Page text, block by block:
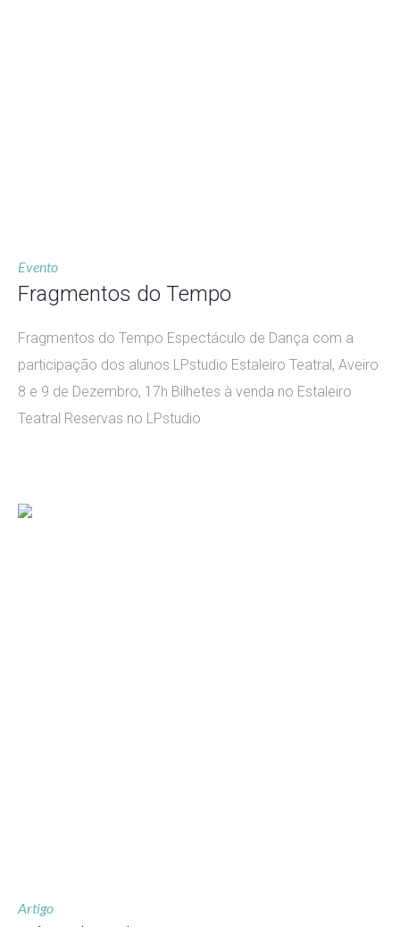
Evento
Fragmentos do Tempo
Fragmentos do Tempo Espectáculo de Dança com a
participação dos alunos LPstudio Estaleiro Teatral, Aveiro
8 e 9 de Dezembro, 17h Bilhetes à venda no Estaleiro
Teatral Reservas no LPstudio
Artigo